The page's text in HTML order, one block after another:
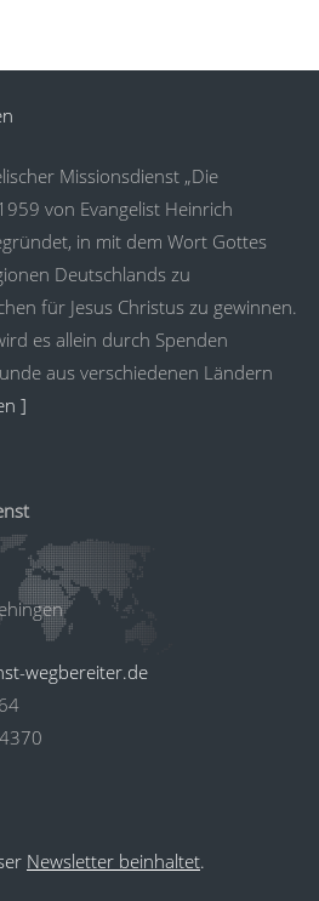
Missionsdienst „Die
von Evangelist Heinrich
in mit dem Wort Gottes
Deutschlands zu
für Jesus Christus zu gewinnen.
es allein durch Spenden
aus verschiedenen Ländern
]
wegbereiter.de
Newsletter beinhaltet.